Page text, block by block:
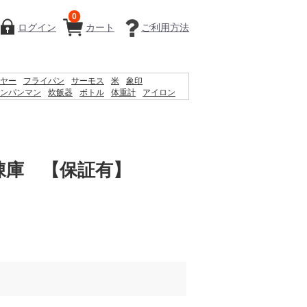
カート
0
ご利用方法
ログイン
ー フライパン サーモス 米
象印
パンマン 炊飯器 ボトル 体重計
アイロン
【保証有】